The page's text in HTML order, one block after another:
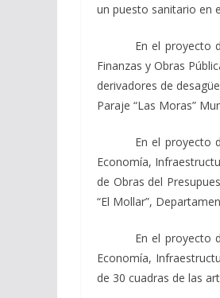
un puesto sanitario en
En el proyecto
Finanzas y Obras
derivadores de
Paraje “Las Moras”
En el proyecto
Economía,
de Obras del
“El Mollar”,
En el proyecto
Economía,
de 30 cuadras de las